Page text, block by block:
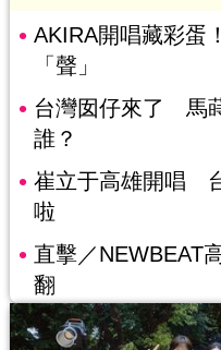
AKIRA開唱藏彩蛋
「聲」
台灣囡仔來了 馬
誰？
崔立于高雄開唱
啦
直擊／NEWBEAT
翻